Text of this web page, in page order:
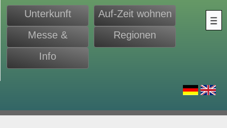
Unterkunft
Auf-Zeit wohnen
Messe &
Monteure
Regionen
Info